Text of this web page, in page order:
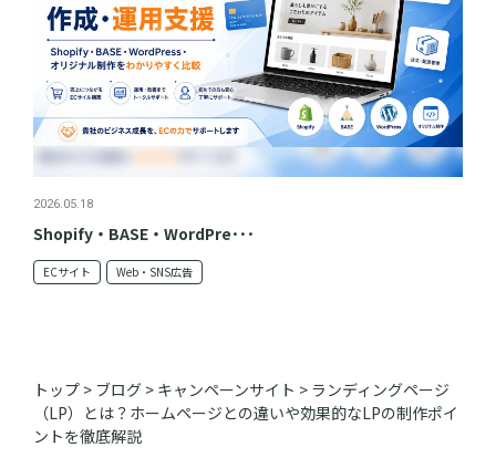
2026.05.18
Shopify・BASE・WordPre･･･
ECサイト Web・SNS広告
トップ > ブログ > キャンペーンサイト > ランディングページ
（LP）とは？ホームページとの違いや効果的なLPの制作ポイ
ントを徹底解説